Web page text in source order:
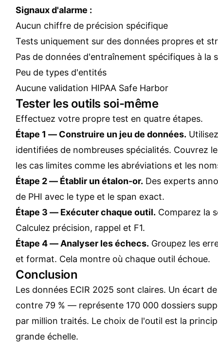
Signaux d'alarme :
Aucun chiffre de précision spécifique
Tests uniquement sur des données propres et
Pas de données d'entraînement spécifiques à la
Peu de types d'entités
Aucune validation HIPAA Safe Harbor
Tester les outils soi-même
Effectuez votre propre test en quatre étapes.
Étape 1 — Construire un jeu de données.
identifiées de nombreuses spécialités. Couvrez
les cas limites comme les abréviations et les
Étape 2 — Établir un étalon-or. Des experts
de PHI avec le type et le span exact.
Étape 3 — Exécuter chaque outil. Comparez la
Calculez précision, rappel et F1.
Étape 4 — Analyser les échecs. Groupez les
et format. Cela montre où chaque outil échoue.
Conclusion
Les données ECIR 2025 sont claires. Un écart
contre 79 % — représente 170 000 dossiers
par million traités. Le choix de l'outil est la
grande échelle.